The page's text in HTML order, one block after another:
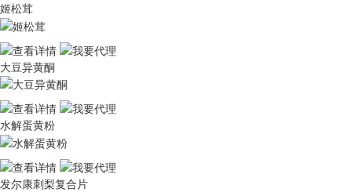
姬松茸
大豆异黄酮
水解蛋黄粉
发尔康刺梨复合片